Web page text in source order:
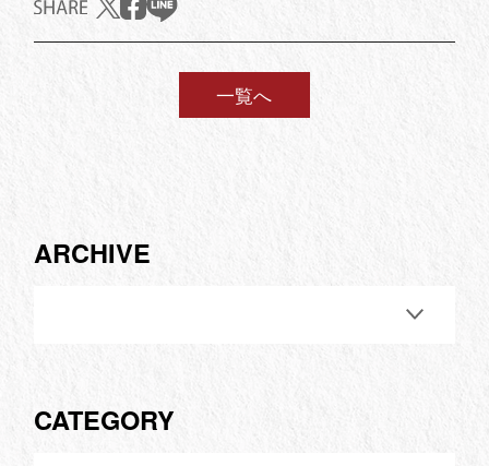
一覧へ
ARCHIVE
CATEGORY